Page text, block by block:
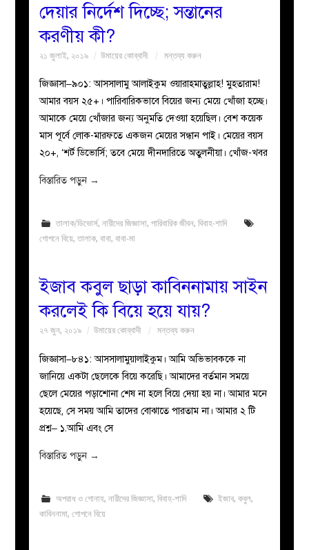
দেয়ার নির্দেশ দিচ্ছে; সন্তানের
করণীয় কী?
২১ জুলাই, ২০১৯ উমায়ের কোব্বাদী মন্তব্য করুন
জিজ্ঞাসা–৯০১: আসসালামু আলাইকুম ওয়ারাহমাতুল্লাহ! মুহতারাম!
আমার বয়স ২৫+। পারিবারিকভাবে বিয়ের জন্য মেয়ে খোঁজা হচ্ছে।
আমাকে মেয়ে খোঁজার জন্য অনুমতি দেওয়া হয়েছিল। বেশ কয়েক
মাস পূর্বে লোক-মারফতে একজন মেয়ের সন্ধান পাই। মেয়ের বয়স
২০+, ‘শর্ট ডিভোর্সি; তবে মেয়ে দীনদারিতে অতুলনীয়া। খোঁজ-খবর
বিস্তারিত পড়ুন →
তালাক/ডিভোর্স, নারীদের জিজ্ঞাসা, পারিবারিক জীবন, বিবাহ-শাদি
গোপনে বিয়ে,তালাক,বাবা,বাবা-মা
ইজাব কবুল ছাড়া কাবিননামায় সাইন
করলেই কি বিয়ে হয়ে যায়?
২৭ জুন, ২০১৯ উমায়ের কোব্বাদী মন্তব্য করুন
জিজ্ঞাসা–৮৪১: আসসালামুয়ালাইকুম। আমি অভিভাবককে না
জানিয়ে একটা ছেলেকে বিয়ে করেছি। আমাদের বর্তমান সময়ে
ছেলে মেয়ের পড়াশোনা শেষ না হলে বিয়ে দেয়া হয় না। আমার মনে
হয়েছে, সে সময় আমি তাদের বোঝাতে পারতাম না। আমার ২ টি
প্রশ্ন– ১.আমি এবং সে
বিস্তারিত পড়ুন →
অপরাধ ও গোনাহ, নারীদের জিজ্ঞাসা, বিবাহ-শাদি ইজাব, কবুল,
কাবিননামা,গোপনে বিয়ে